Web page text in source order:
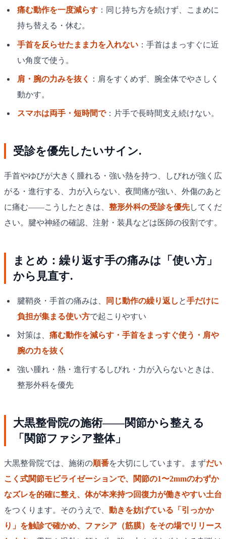
痛む動作を一度減らす：同じ持ち方を続けず、こまめに
持ち替える・休む。
手首を反らせたまま力を入れない：手首はまっすぐに近
い角度で使う。
肩・腕の力みを抜く
：肩をすくめず、腕全体でやさしく
動かす。
スマホは両手・短時間で：片手で長時間支え続けない。
受診を優先したいサイン.
手首やゆびが大きく腫れる・強い熱を持つ、しびれが強く広
がる・進行する、力が入らない、夜間痛が強い、外傷のあと
に痛む——こうしたときは、 整形外科の受診を優先してくだ
さい。腱や神経の確認、注射・装具などは医師の役割です。
まとめ：繰り返す手の痛みは「使い方」
から見直す.
腱鞘炎・手首の痛みは、 同じ動作の繰り返し と手だけに
負担が集まる使い方で起こりやすい
対策は、 痛む動作を減らす・手首をまっすぐ使う・肩や
腕の力を抜く
強い腫れ・熱・進行するしびれ・力が入らないときは、
整形外科を優先
大黒整骨院の施術——関節から整える
「関節ファシア整体」
大黒整骨院では、施術の順番を大切にしています。まずだい
こく式関節モビライゼーションで、関節の1〜2mmのわずか
なズレを的確に整え、体が本来持つ回復力が働きやすい土台
をつくります。そのうえで、 動きを妨げている「引っかか
り」を触診で確かめ、ファシア（筋膜）をその場でリリース